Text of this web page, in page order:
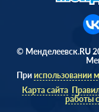
© Менделеевск.RU
Прииспользовании
Карта сайта
работы